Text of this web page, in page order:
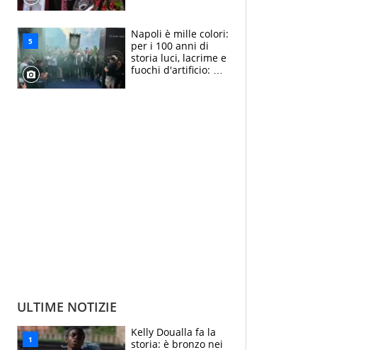
bigliettini
Napoli è mille colori:
per i 100 anni di
storia luci, lacrime e
fuochi d'artificio: De
ULTIME NOTIZIE
Kelly Doualla fa la
storia: è bronzo nei